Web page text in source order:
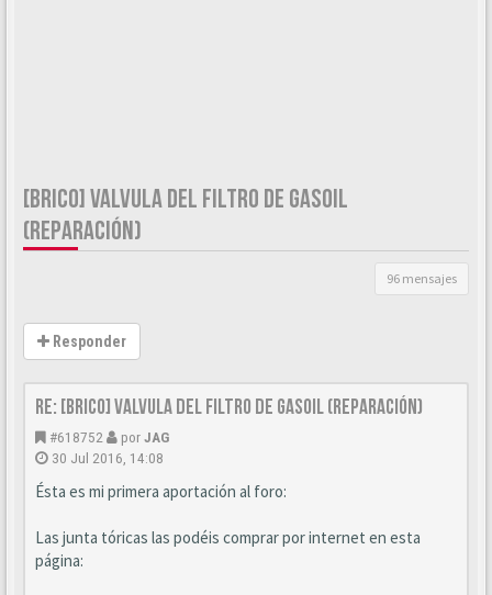
[BRICO] VALVULA DEL FILTRO DE GASOIL
(REPARACIÓN)
96 mensajes
Responder
Re: [BRICO] Valvula del filtro de gasoil (reparación)
#618752 porJAG
30 Jul 2016, 14:08
Ésta es mi primera aportación al foro:
Las junta tóricas las podéis comprar por internet en esta
página: